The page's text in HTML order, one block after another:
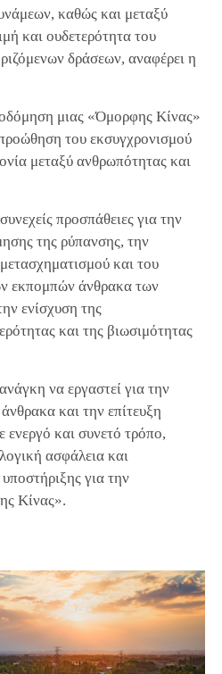
καθώς και μεταξύ
και ουδετερότητα του
δράσεων, αναφέρει η
μιας «Όμορφης Κίνας»
του εκσυγχρονισμού
μεταξύ ανθρωπότητας και
προσπάθειες για την
της ρύπανσης, την
και του
εκπομπών άνθρακα των
ενίσχυση της
και της βιωσιμότητας
να εργαστεί για την
και την επίτευξη
ενεργό και συνετό τρόπο,
ασφάλεια και
για την
Κίνας».